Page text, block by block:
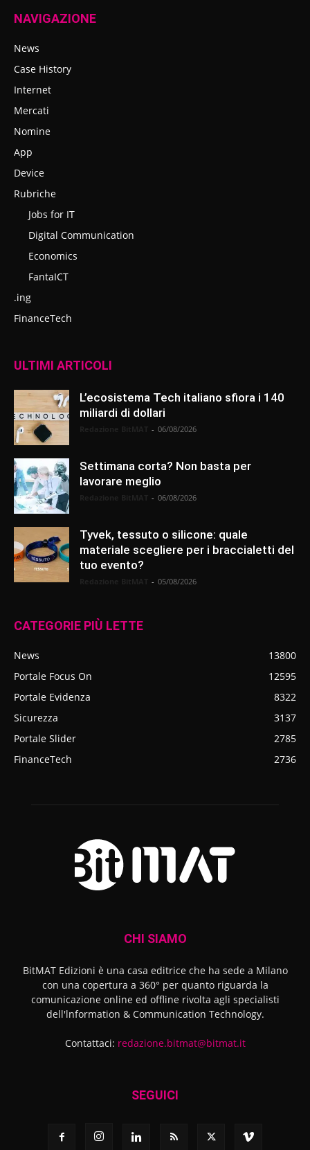
NAVIGAZIONE
News
Case History
Internet
Mercati
Nomine
App
Device
Rubriche
Jobs for IT
Digital Communication
Economics
FantaICT
.ing
FinanceTech
ULTIMI ARTICOLI
L’ecosistema Tech italiano sfiora i 140
miliardi di dollari
- 06/08/2026
Settimana corta? Non basta per
lavorare meglio
- 06/08/2026
Tyvek, tessuto o silicone: quale
materiale scegliere per i braccialetti del
tuo evento?
- 05/08/2026
CATEGORIE PIÙ LETTE
News
13800
Portale Focus On
12595
Portale Evidenza
8322
Sicurezza
3137
Portale Slider
2785
FinanceTech
2736
CHI SIAMO
BitMAT Edizioni è una casa editrice che ha sede a Milano
con una copertura a 360° per quanto riguarda la
comunicazione online ed offline rivolta agli specialisti
dell'lnformation & Communication Technology.
Contattaci: redazione.bitmat@bitmat.it
SEGUICI